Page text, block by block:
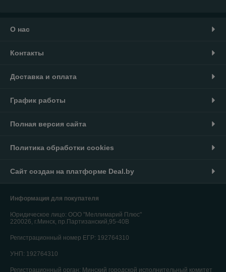
О нас
Контакты
Доставка и оплата
График работы
Полная версия сайта
Политика обработки cookies
Сайт создан на платформе Deal.by
Информация для покупателя
Юридическое лицо: ООО "Меллимарий Плюс"
220026, г.Минск, пр.Партизанский,95-40В
Регистрационный номер ЕГР: 192764310
УНП: 192764310
Регистрационный орган: Минский городской исполнительный комитет